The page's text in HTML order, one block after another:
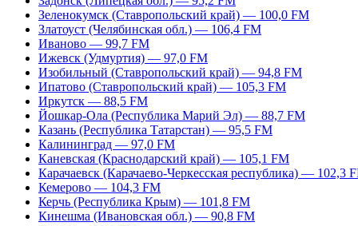
Зеленокумск (Ставропольский край) — 100,0 FM
Златоуст (Челябинская обл.) — 106,4 FM
Иваново — 99,7 FM
Ижевск (Удмуртия) — 97,0 FM
Изобильный (Ставропольский край) — 94,8 FM
Ипатово (Ставропольский край) — 105,3 FM
Иркутск — 88,5 FM
Йошкар-Ола (Республика Марий Эл) — 88,7 FM
Казань (Республика Татарстан) — 95,5 FM
Калининград — 97,0 FM
Каневская (Краснодарский край) — 105,1 FM
Карачаевск (Карачаево-Черкесская республика) — 102,3
Кемерово — 104,3 FM
Керчь (Республика Крым) — 101,8 FM
Кинешма (Ивановская обл.) — 90,8 FM